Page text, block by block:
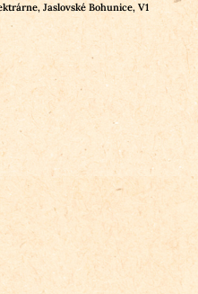
, Jaslovské Bohunice, V1